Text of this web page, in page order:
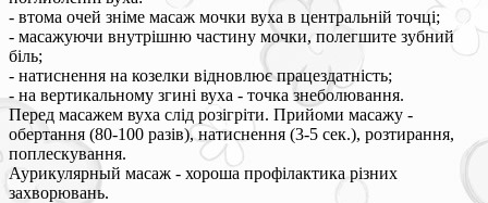
- втома очей зніме масаж мочки вуха в центральній точці;
- масажуючи внутрішню частину мочки, полегшите зубний
біль;
- натиснення на козелки відновлює працездатність;
- на вертикальному згині вуха - точка знеболювання.
Перед масажем вуха слід розігріти. Прийоми масажу -
обертання (80-100 разів), натиснення (3-5 сек.), розтирання,
поплескування.
Аурикулярный масаж - хороша профілактика різних
захворювань.